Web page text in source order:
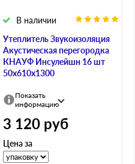
Утеплитель Звукоизоляция
Акустическая перегородка
КНАУФ Инсулейшн 16 шт
50х610х1300
В наличии
Показать
информацию
3 120 руб
Цена за